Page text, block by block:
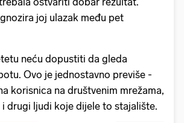
joj ulazak među pet
neću dopustiti da gleda
Ovo je jednostavno previše -
korisnica na društvenim mrežama,
i drugi ljudi koje dijele to stajalište.